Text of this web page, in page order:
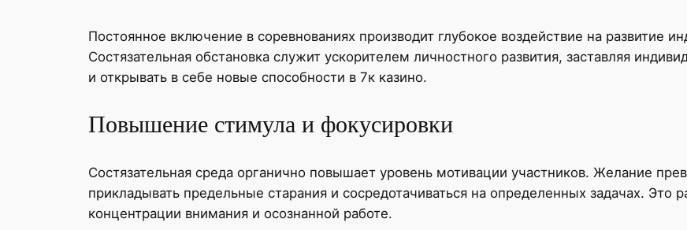
Постоянное включение в соревнованиях производит глубокое воздействие на развитие
Состязательная обстановка служит ускорителем личностного развития, заставляя
и открывать в себе новые способности в 7к казино.
Повышение стимула и фокусировки
Состязательная среда органично повышает уровень мотивации участников. Желание
прикладывать предельные старания и сосредотачиваться на определенных задачах. Это
концентрации внимания и осознанной работе.